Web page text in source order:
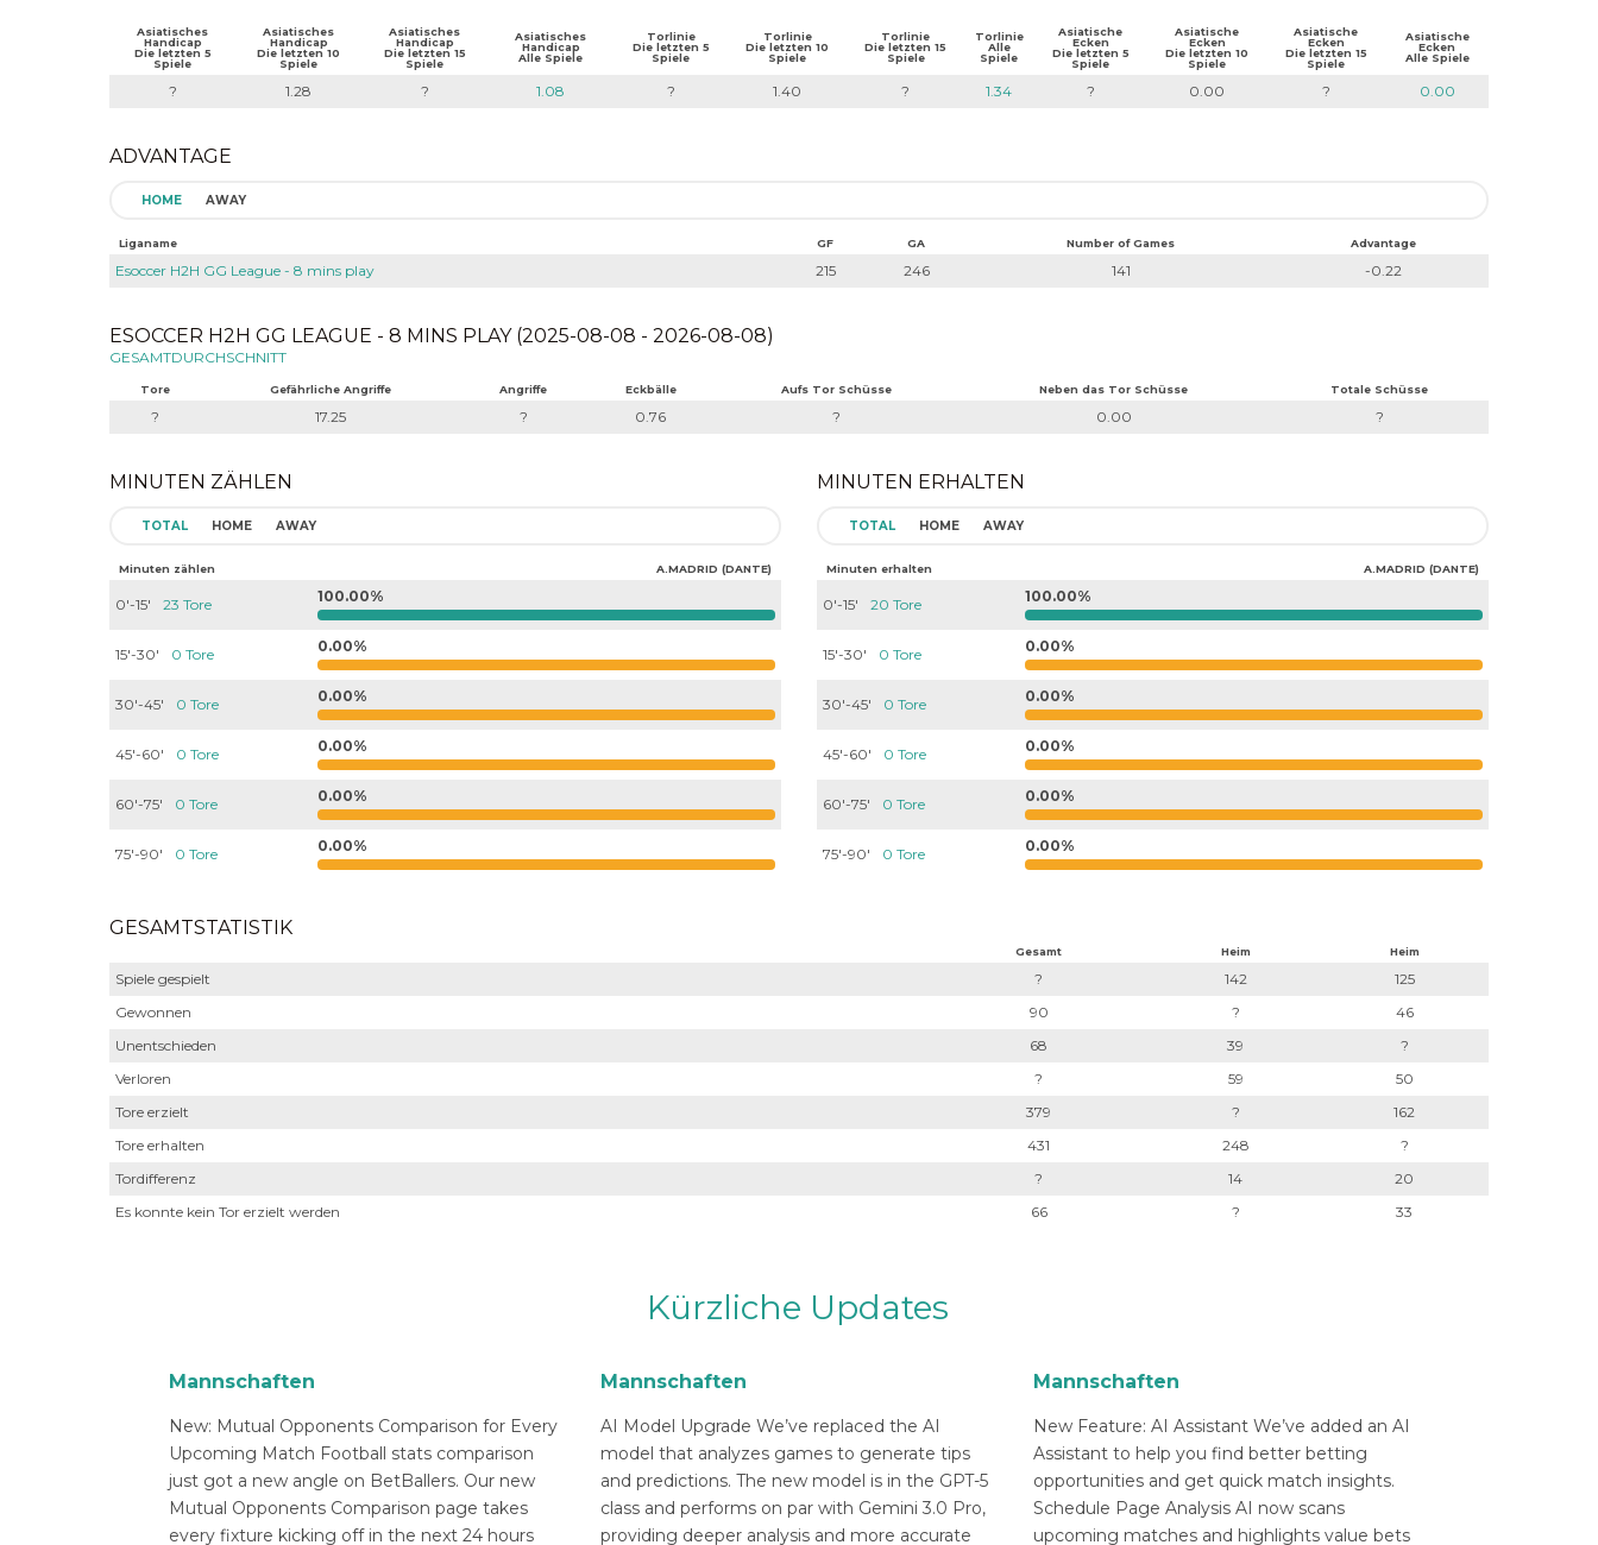
Asiatisches
Handicap
Die letzten 5
Spiele
Asiatisches
Handicap
Die letzten 10
Spiele
Asiatisches
Handicap
Die letzten 15
Spiele
Asiatisches
Handicap
Alle Spiele
Torlinie
Die letzten 5
Spiele
Torlinie
Die letzten 10
Spiele
Torlinie
Die letzten 15
Spiele
Torlinie
Alle
Spiele
Asiatische
Ecken
Die letzten 5
Spiele
Asiatische
Ecken
Die letzten 10
Spiele
Asiatische
Ecken
Die letzten 15
Spiele
Asiatische
Ecken
Alle Spiele
? 1.28 ? 1.08 ? 1.40 ? 1.34 ? 0.00 ? 0.00
ADVANTAGE
HOME AWAY
Liganame GF GA Number of Games Advantage
Esoccer H2H GG League - 8 mins play 215 246 141 -0.22
ESOCCER H2H GG LEAGUE - 8 MINS PLAY (2025-08-08 - 2026-08-08)
GESAMTDURCHSCHNITT
Tore Gefährliche Angriffe Angriffe Eckbälle Aufs Tor Schüsse Neben das Tor Schüsse Totale Schüsse
? 17.25 ? 0.76 ? 0.00 ?
MINUTEN ZÄHLEN
TOTAL HOME AWAY
Minuten zählen A.MADRID (DANTE)
0'-15' 23 Tore 100.00%
15'-30' 0 Tore 0.00%
30'-45' 0 Tore 0.00%
45'-60' 0 Tore 0.00%
60'-75' 0 Tore 0.00%
75'-90' 0 Tore 0.00%
MINUTEN ERHALTEN
TOTAL HOME AWAY
Minuten erhalten A.MADRID (DANTE)
0'-15' 20 Tore 100.00%
15'-30' 0 Tore 0.00%
30'-45' 0 Tore 0.00%
45'-60' 0 Tore 0.00%
60'-75' 0 Tore 0.00%
75'-90' 0 Tore 0.00%
GESAMTSTATISTIK
Gesamt Heim Heim
Spiele gespielt ? 142
125
Gewonnen
90 ?
46
Unentschieden
68 39
?
Verloren
? 59
50
Tore erzielt
379 ?
162
Tore erhalten
431 248
?
Tordifferenz
? 14
20
Es konnte kein Tor erzielt werden
66 ? 33
Kürzliche Updates
Mannschaften
New: Mutual Opponents Comparison for Every
Upcoming Match Football stats comparison
just got a new angle on BetBallers. Our new
Mutual Opponents Comparison page takes
every fixture kicking off in the next 24 hours
Mannschaften
AI Model Upgrade We’ve replaced the AI
model that analyzes games to generate tips
and predictions. The new model is in the GPT-5
class and performs on par with Gemini 3.0 Pro,
providing deeper analysis and more accurate
Mannschaften
New Feature: AI Assistant We’ve added an AI
Assistant to help you find better betting
opportunities and get quick match insights.
Schedule Page Analysis AI now scans
upcoming matches and highlights value bets